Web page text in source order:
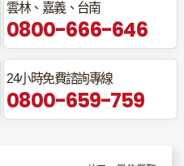
雲林、嘉義、台南
0800-666-646
24小時免費諮詢專線
0800-659-759